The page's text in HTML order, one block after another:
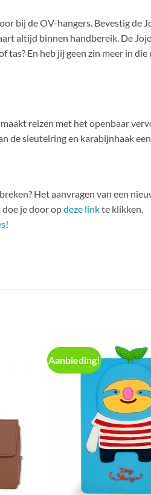
bij de OV-hangers. Bevestig de
altijd binnen handbereik. De
tas? En heb jij geen zin meer in
reizen met het openbaar
de sleutelring en karabijnhaak
Het aanvragen van een
je door opdeze linkte klikken.
!
Aanbieding!